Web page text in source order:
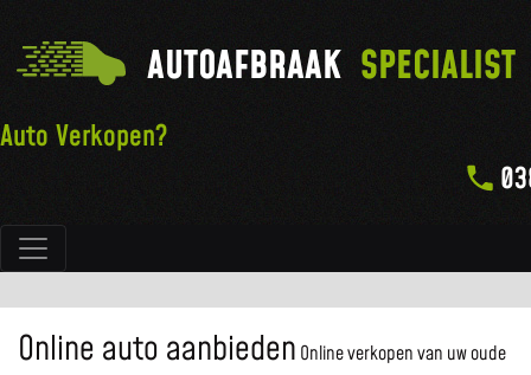
Hoofdnavigatie
AUTOAFBRAAK SPECIALIST
Auto Verkopen?
Online auto aanbieden Online verkopen van uw oude